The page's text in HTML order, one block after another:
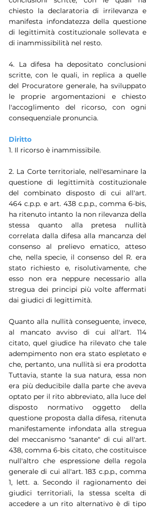
chiesto la declaratoria di irrilevanza e
manifesta infondatezza della questione
di legittimità costituzionale sollevata e
di inammissibilità nel resto.
4. La difesa ha depositato conclusioni
scritte, con le quali, in replica a quelle
del Procuratore generale, ha sviluppato
le proprie argomentazioni e chiesto
l'accoglimento del ricorso, con ogni
consequenziale pronuncia.
Diritto
1. Il ricorso è inammissibile.
2. La Corte territoriale, nell'esaminare la
questione di legittimità costituzionale
del combinato disposto di cui all'art.
464 c.p.p. e art. 438 c.p.p., comma 6-bis,
ha ritenuto intanto la non rilevanza della
stessa quanto alla pretesa nullità
correlata dalla difesa alla mancanza del
consenso al prelievo ematico, atteso
che, nella specie, il consenso del R. era
stato richiesto e, risolutivamente, che
esso non era neppure necessario alla
stregua dei principi più volte affermati
dai giudici di legittimità.
Quanto alla nullità conseguente, invece,
al mancato avviso di cui all'art. 114
citato, quel giudice ha rilevato che tale
adempimento non era stato espletato e
che, pertanto, una nullità si era prodotta
Tuttavia, stante la sua natura, essa non
era più deducibile dalla parte che aveva
optato per il rito abbreviato, alla luce del
disposto normativo oggetto della
questione proposta dalla difesa, ritenuta
manifestamente infondata alla stregua
del meccanismo "sanante" di cui all'art.
438, comma 6-bis citato, che costituisce
null'altro che espressione della regola
generale di cui all'art. 183 c.p.p., comma
1, lett. a. Secondo il ragionamento dei
giudici territoriali, la stessa scelta di
accedere a un rito alternativo è di tipo